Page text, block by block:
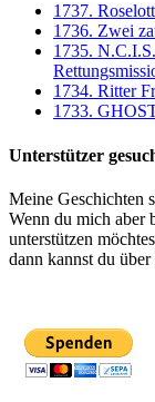
1737.
1736. Zwei
1735.
1734. Ritter
1733.
Unterstützer
Meine Geschichten
Wenn du mich aber
unterstützen
dann kannst du